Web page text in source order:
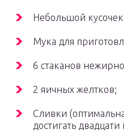
Небольшой кусочек
Мука для
6 стаканов
2 яичных желтков;
Сливки
достигать